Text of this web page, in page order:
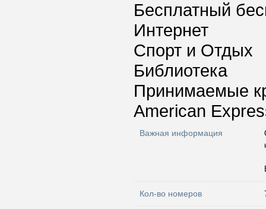
Бесплатный
Интернет
Спорт и Отдых
Библиотека
Принимаемые
American
Важная информация
Кол-во номеров